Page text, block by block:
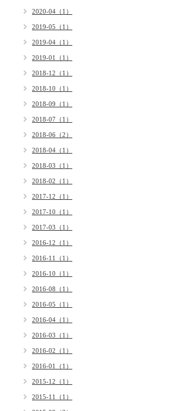
2020-04（1）
2019-05（1）
2019-04（1）
2019-01（1）
2018-12（1）
2018-10（1）
2018-09（1）
2018-07（1）
2018-06（2）
2018-04（1）
2018-03（1）
2018-02（1）
2017-12（1）
2017-10（1）
2017-03（1）
2016-12（1）
2016-11（1）
2016-10（1）
2016-08（1）
2016-05（1）
2016-04（1）
2016-03（1）
2016-02（1）
2016-01（1）
2015-12（1）
2015-11（1）